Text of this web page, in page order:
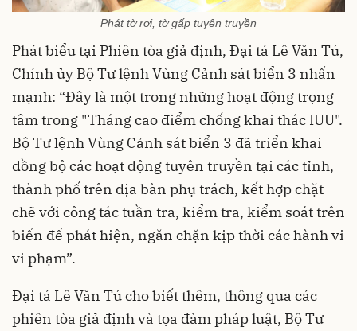
Phát tờ rơi, tờ gấp tuyên truyền
Phát biểu tại Phiên tòa giả định, Đại tá Lê Văn Tú,
Chính ủy Bộ Tư lệnh Vùng Cảnh sát biển 3 nhấn
mạnh: “Đây là một trong những hoạt động trọng
tâm trong "Tháng cao điểm chống khai thác IUU".
Bộ Tư lệnh Vùng Cảnh sát biển 3 đã triển khai
đồng bộ các hoạt động tuyên truyền tại các tỉnh,
thành phố trên địa bàn phụ trách, kết hợp chặt
chẽ với công tác tuần tra, kiểm tra, kiểm soát trên
biển để phát hiện, ngăn chặn kịp thời các hành vi
vi phạm”.
Đại tá Lê Văn Tú cho biết thêm, thông qua các
phiên tòa giả định và tọa đàm pháp luật, Bộ Tư